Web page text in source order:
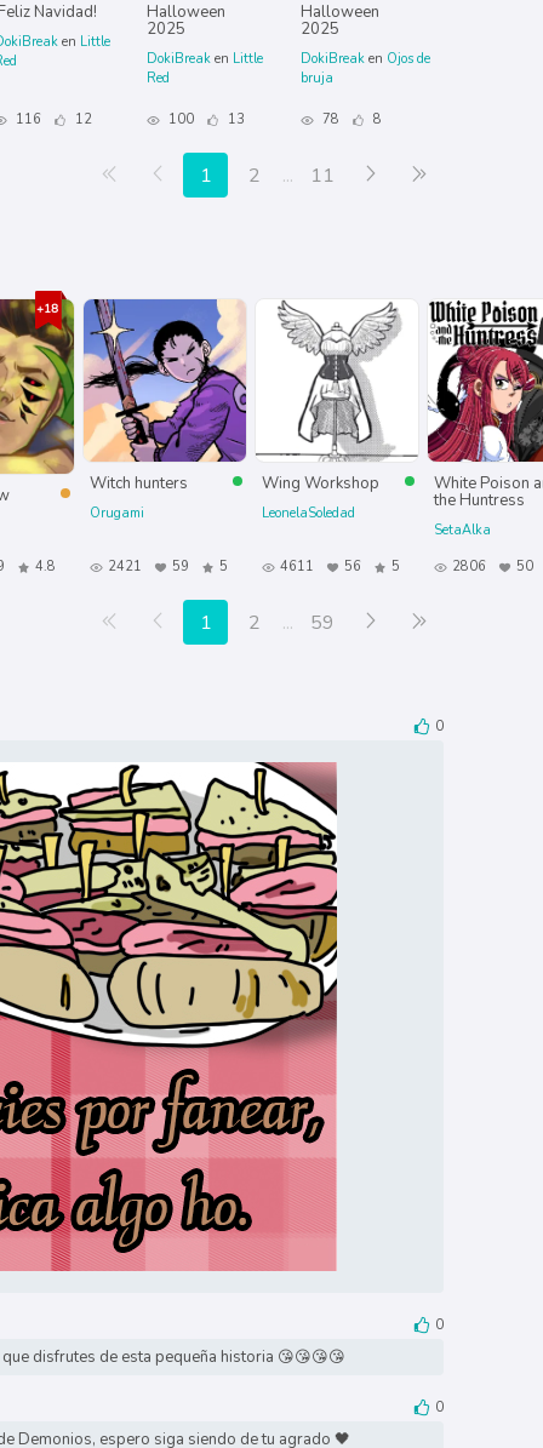
Navidad!
en Little
116 12
Halloween
2025
DokiBreak en Little
Red
100 13
Halloween
2025
DokiBreak en Ojos de
bruja
78 8
Primera página
Anterior
1 2 ... 11 Siguiente
4.8
Witch hunters
Orugami
2421 59 5
Wing Workshop
LeonelaSoledad
4611 56 5
White Poison
the Huntress
SetaAlka
2806
50
Primera página
Anterior
1 2 ... 59 Siguiente
0
0
disfrutes de esta pequeña historia 😘😘😘😘
0
Demonios, espero siga siendo de tu agrado 🖤